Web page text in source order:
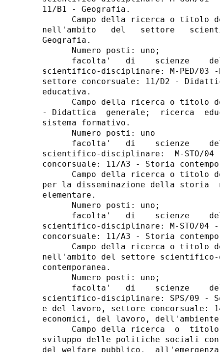
11/B1 - Geografia.
Campo della ricerca o titolo
nell'ambito   del   settore
Geografia.
      Numero posti: uno;
facolta'   di    scienze
scientifico-disciplinare: M-PED/03
settore concorsuale: 11/D2 -
educativa.
Campo della ricerca o titolo
- Didattica  generale;  ricerca
sistema formativo.
      Numero posti: uno
facolta'   di    scienze
scientifico-disciplinare:  M-STO/04
concorsuale: 11/A3 - Storia
Campo della ricerca o titolo
per la disseminazione della
elementare.
      Numero posti: uno;
facolta'   di    scienze
scientifico-disciplinare: M-STO/04
concorsuale: 11/A3 - Storia
Campo della ricerca o titolo
nell'ambito del settore scientifico-
contemporanea.
      Numero posti: uno;
facolta'   di    scienze
scientifico-disciplinare: SPS/09 -
e del lavoro, settore concorsuale:
economici, del lavoro,
Campo della ricerca  o
sviluppo delle politiche sociali
del welfare pubblico,